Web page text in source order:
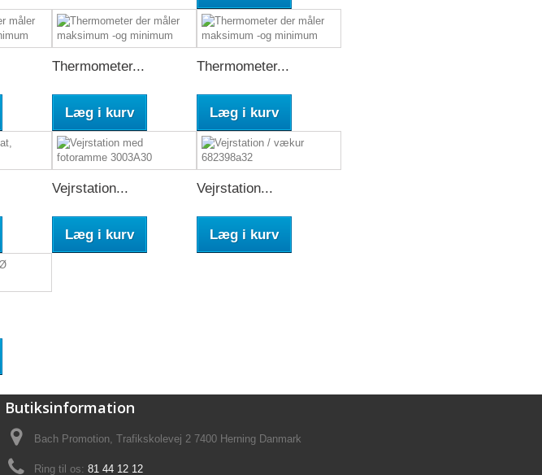
Thermometer...
Læg i kurv
Thermometer...
Læg i kurv
Vejrstation...
Læg i kurv
Vejrstation...
Læg i kurv
Butiksinformation
Bach Promotion, Trafikskolevej 2 7400 Herning Danmark
Ring til os: 81 44 12 12